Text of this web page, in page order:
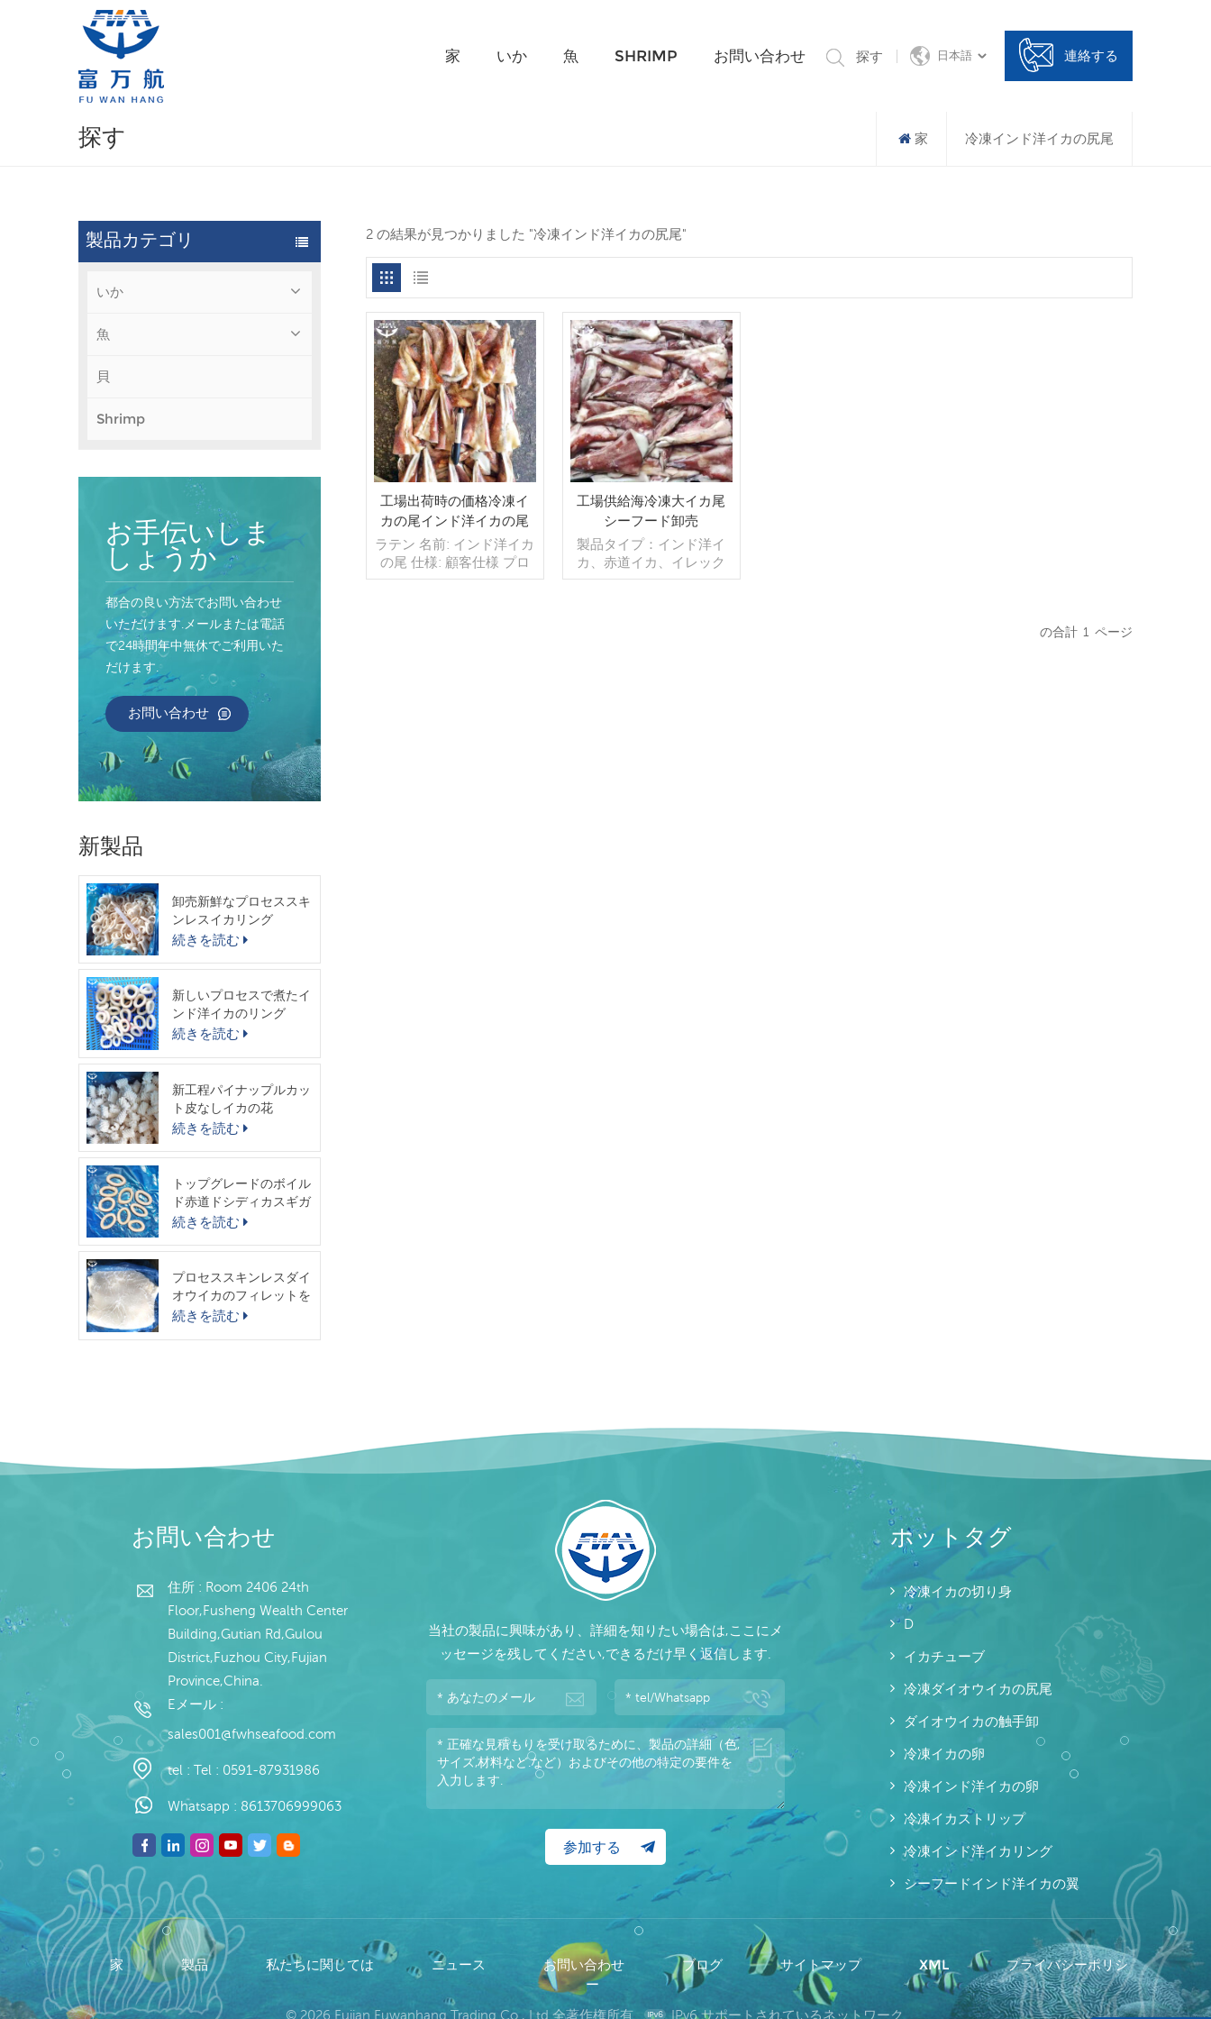
家 いか 魚 SHRIMP お問い合わせ 探す 日本語 連絡する
探す 家 冷凍インド洋イカの尻尾
製品カテゴリ
いか
魚
貝
Shrimp
お手伝いしま
しょうか
都合の良い方法でお問い合わせ
いただけます.メールまたは電話
で24時間年中無休でご利用いた
だけます.
お問い合わせ
新製品
卸売新鮮なプロセススキ
ンレスイカリング
続きを読む
新しいプロセスで煮たイ
ンド洋イカのリング
続きを読む
新工程パイナップルカッ
ト皮なしイカの花
続きを読む
トップグレードのボイル
ド赤道ドシディカスギガ
スイカリング
続きを読む
プロセススキンレスダイ
オウイカのフィレットを
出荷する準備ができまし
続きを読む
2 の結果が見つかりました "冷凍インド洋イカの尻尾"
工場出荷時の価格冷凍イ
カの尾インド洋イカの尾
の卸売
ラテン 名前: インド洋イカ
の尾 仕様: 顧客仕様 プロ
セス: カット 釉薬: BQF
工場供給海冷凍大イカ尾
シーフード卸売
製品タイプ：インド洋イ
カ、赤道イカ、イレック
スイカなど 冷凍方法：
の合計 1 ページ
お問い合わせ
住所 : Room 2406 24th
Floor,Fusheng Wealth Center
Building,Gutian Rd,Gulou
District,Fuzhou City,Fujian
Province,China.
Eメール :
sales001@fwhseafood.com
tel : Tel : 0591-87931986
Whatsapp : 8613706999063
当社の製品に興味があり、詳細を知りたい場合は,ここにメ
ッセージを残してください,できるだけ早く返信します.
ホットタグ
冷凍イカの切り身
D
イカチューブ
冷凍ダイオウイカの尻尾
ダイオウイカの触手卸
冷凍イカの卵
冷凍インド洋イカの卵
冷凍イカストリップ
冷凍インド洋イカリング
シーフードインド洋イカの翼
家 製品 私たちに関しては ニュース お問い合わせ ブログ サイトマップ XML
プライバシーポリシ
ー
© 2026 Fujian Fuwanhang Trading Co., Ltd 全著作権所有. IPv6 サポートされているネットワーク